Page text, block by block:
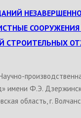
СТРОИТЕЛЬНЫХ
имени Ф.Э.
область, г.